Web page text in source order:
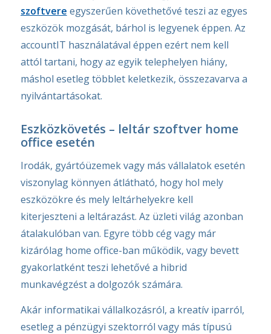
szoftvere egyszerűen követhetővé teszi az egyes
eszközök mozgását, bárhol is legyenek éppen. Az
accountIT használatával éppen ezért nem kell
attól tartani, hogy az egyik telephelyen hiány,
máshol esetleg többlet keletkezik, összezavarva a
nyilvántartásokat.
Eszközkövetés – leltár szoftver home
office esetén
Irodák, gyártóüzemek vagy más vállalatok esetén
viszonylag könnyen átlátható, hogy hol mely
eszközökre és mely leltárhelyekre kell
kiterjeszteni a leltárazást. Az üzleti világ azonban
átalakulóban van. Egyre több cég vagy már
kizárólag home office-ban működik, vagy bevett
gyakorlatként teszi lehetővé a hibrid
munkavégzést a dolgozók számára.
Akár informatikai vállalkozásról, a kreatív iparról,
esetleg a pénzügyi szektorról vagy más típusú